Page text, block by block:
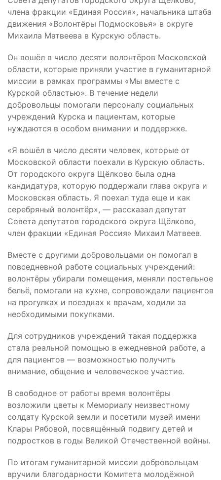
члена фракции «Единая Россия», начальника штаба
движения «Волонтёры Подмосковья» в округе
Михаила Матвеева в Курскую область.
Он вошёл в число десяти волонтёров Московской
области, которые приняли участие в гуманитарной
миссии в рамках программы «Мы вместе с
Курской областью». В течение недели
добровольцы помогали персоналу социальных
учреждений Курска и пациентам, которые
нуждаются в особом внимании и поддержке.
«Я вошёл в число десяти человек, которые от
Московской области поехали в Курскую область.
От городского округа Щёлково была одна
кандидатура, которую поддержали глава округа и
Московская область. Я поехал туда еще и как
серебряный волонтёр», — рассказал депутат
Совета депутатов городского округа Щёлково,
член фракции «Единая Россия» Михаил Матвеев.
Вместе с другими добровольцами он помогал в
повседневной работе социальных учреждений:
волонтёры убирали помещения, меняли постельное
бельё, помогали на кухне, сопровождали пациентов
на прогулках и поездках к врачам, ходили за
необходимыми покупками.
Для сотрудников учреждений такая поддержка
стала реальной помощью в ежедневной работе, а
для пациентов — возможностью получить
внимание, общение и человеческое участие.
В свободное от работы время волонтёры
возложили цветы к Мемориалу неизвестному
солдату Курской земли и посетили музей имени
Клары Рябовой, посвящённый подвигу детей и
подростков в годы Великой Отечественной войны.
По итогам гуманитарной миссии добровольцам
вручили благодарности Комитета молодёжной